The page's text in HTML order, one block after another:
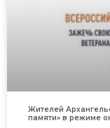
Жителей
памяти» в режиме